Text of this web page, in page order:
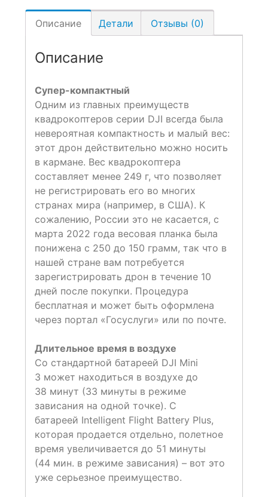
Описание Детали Отзывы (0)
Описание
Супер-компактный
Одним из главных преимуществ
квадрокоптеров серии DJI всегда была
невероятная компактность и малый вес:
этот дрон действительно можно носить
в кармане. Вес квадрокоптера
составляет менее 249 г, что позволяет
не регистрировать его во многих
странах мира (например, в США). К
сожалению, России это не касается, с
марта 2022 года весовая планка была
понижена с 250 до 150 грамм, так что в
нашей стране вам потребуется
зарегистрировать дрон в течение 10
дней после покупки. Процедура
бесплатная и может быть оформлена
через портал «Госуслуги» или по почте.
Длительное время в воздухе
Со стандартной батареей DJI Mini
3 может находиться в воздухе до
38 минут (33 минуты в режиме
зависания на одной точке). С
батареей Intelligent Flight Battery Plus,
которая продается отдельно, полетное
время увеличивается до 51 минуты
(44 мин. в режиме зависания) – вот это
уже серьезное преимущество.